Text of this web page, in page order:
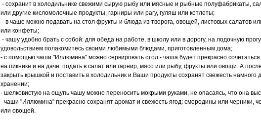
- сохранит в холoдильнике свежими сырую рыбу или мясные и рыбные полуфабрикаты,
или другие кисломолочные продукты, гарниры или рагу, гуляш или котлеты;
- в чаше можно подавать на стол фрукты и блюда из творога, овощей, листовых салатов
или конфеты;
- чашу удобно брать с собой: для обеда на работе, в школу или в дорогу, на лодочную
удовольствием полакомитесь своими любимыми блюдами, приготовленным дома;
- с помощью чаши "Иллюмина" можно сервировать стол - чаша будет прекрасно
на пикнике и на даче: подать в салат или гарнир, мясо или рыбу, фрукты или овощи. А
закрыть крышкой и поставить в холодильник и Ваши продукты сохранят свежесть
хранении;
- шелковистую на ощупь чашу можно переносить мокрыми руками, не опасаясь, что она
- чаши "Иллюмина" прекрасно сохранят аромат и свежесть ягод: смородины или черники,
или овощей.